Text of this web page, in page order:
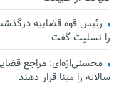
رئیس قوه قضاییه
را تسلیت گفت
محسنی‌اژه‌ای: مراجع
سالانه را مبنا قرار دهند